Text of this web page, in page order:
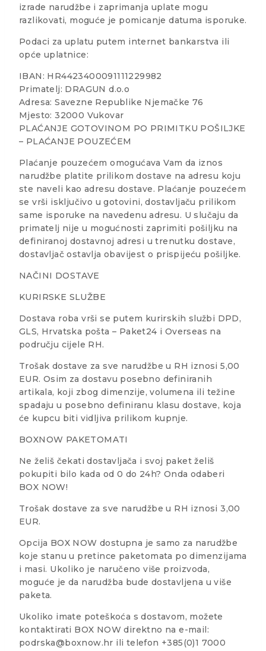
izrade narudžbe i zaprimanja uplate mogu
razlikovati, moguće je pomicanje datuma isporuke.
Podaci za uplatu putem internet bankarstva ili
opće uplatnice:
IBAN: HR4423400091111229982
Primatelj: DRAGUN d.o.o
Adresa: Savezne Republike Njemačke 76
Mjesto: 32000 Vukovar
PLAĆANJE GOTOVINOM PO PRIMITKU POŠILJKE
– PLAĆANJE POUZEĆEM
Plaćanje pouzećem omogućava Vam da iznos
narudžbe platite prilikom dostave na adresu koju
ste naveli kao adresu dostave. Plaćanje pouzećem
se vrši isključivo u gotovini, dostavljaču prilikom
same isporuke na navedenu adresu. U slučaju da
primatelj nije u mogućnosti zaprimiti pošiljku na
definiranoj dostavnoj adresi u trenutku dostave,
dostavljač ostavlja obavijest o prispijeću pošiljke.
NAČINI DOSTAVE
KURIRSKE SLUŽBE
Dostava roba vrši se putem kurirskih službi DPD,
GLS, Hrvatska pošta – Paket24 i Overseas na
području cijele RH.
Trošak dostave za sve narudžbe u RH iznosi 5,00
EUR. Osim za dostavu posebno definiranih
artikala, koji zbog dimenzije, volumena ili težine
spadaju u posebno definiranu klasu dostave, koja
će kupcu biti vidljiva prilikom kupnje.
BOXNOW PAKETOMATI
Ne želiš čekati dostavljača i svoj paket želiš
pokupiti bilo kada od 0 do 24h? Onda odaberi
BOX NOW!
Trošak dostave za sve narudžbe u RH iznosi 3,00
EUR.
Opcija BOX NOW dostupna je samo za narudžbe
koje stanu u pretince paketomata po dimenzijama
i masi. Ukoliko je naručeno više proizvoda,
moguće je da narudžba bude dostavljena u više
paketa.
Ukoliko imate poteškoća s dostavom, možete
kontaktirati BOX NOW direktno na e-mail:
podrska@boxnow.hr ili telefon +385(0)1 7000